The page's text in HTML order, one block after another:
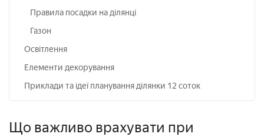
Правила посадки на ділянці
Газон
Освітлення
Елементи декорування
Приклади та ідеї планування ділянки 12 соток
Що важливо врахувати при